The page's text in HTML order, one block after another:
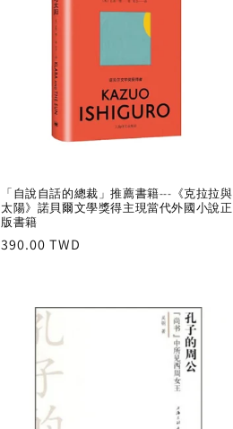
「自說自話的總裁」推薦書籍---《克拉拉與
太陽》諾貝爾文學獎得主現當代外國小說正
版書籍
Regular
390.00 TWD